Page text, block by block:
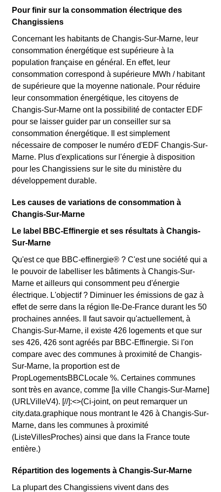
Pour finir sur la consommation électrique des
Changissiens
Concernant les habitants de Changis-Sur-Marne, leur
consommation énergétique est supérieure à la
population française en général. En effet, leur
consommation correspond à supérieure MWh / habitant
de supérieure que la moyenne nationale. Pour réduire
leur consommation énergétique, les citoyens de
Changis-Sur-Marne ont la possibilité de contacter EDF
pour se laisser guider par un conseiller sur sa
consommation énergétique. Il est simplement
nécessaire de composer le numéro d'EDF Changis-Sur-
Marne. Plus d'explications sur l'énergie à disposition
pour les Changissiens sur le site du ministère du
développement durable.
Les causes de variations de consommation à
Changis-Sur-Marne
Le label BBC-Effinergie et ses résultats à Changis-
Sur-Marne
Qu'est ce que BBC-effinergie® ? C'est une société qui a
le pouvoir de labelliser les bâtiments à Changis-Sur-
Marne et ailleurs qui consomment peu d'énergie
électrique. L'objectif ? Diminuer les émissions de gaz à
effet de serre dans la région Ile-De-France durant les 50
prochaines années. Il faut savoir qu'actuellement, à
Changis-Sur-Marne, il existe 426 logements et que sur
ses 426, 426 sont agréés par BBC-Effinergie. Si l'on
compare avec des communes à proximité de Changis-
Sur-Marne, la proportion est de
PropLogementsBBCLocale %. Certaines communes
sont très en avance, comme [la ville Changis-Sur-Marne]
(URLVilleV4). [//]:<>(Ci-joint, on peut remarquer un
city.data.graphique nous montrant le 426 à Changis-Sur-
Marne, dans les communes à proximité
(ListeVillesProches) ainsi que dans la France toute
entière.)
Répartition des logements à Changis-Sur-Marne
La plupart des Changissiens vivent dans des